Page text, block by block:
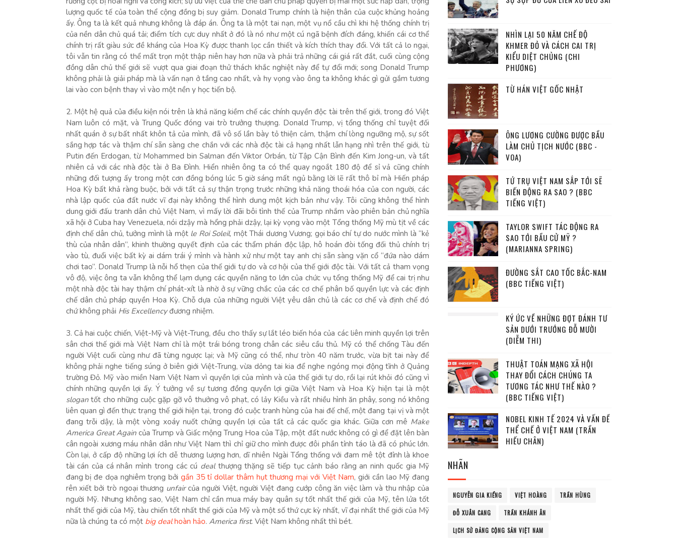
lượng quốc tế của toàn thể cộng đồng bị suy giảm. Donald Trump chính là hiện thân của cuộc khủng hoảng
ấy. Ông ta là kết quả nhưng không là đáp án. Ông ta là một tai nạn, một vụ nổ cầu chì khi hệ thống chính trị
của nền dân chủ quá tải; điểm tích cực duy nhất ở đó là nó như một cú ngã bệnh đích đáng, khiến cái cơ thể
chính trị rất giàu sức đề kháng của Hoa Kỳ được thanh lọc cần thiết và kích thích thay đổi. Với tất cả lo ngại,
tôi vẫn tin rằng có thể mất trọn một thập niên hay hơn nữa và phải trả những cái giá rất đắt, cuối cùng cộng
đồng dân chủ thế giới sẽ vượt qua giai đoạn thử thách khắc nghiệt này để tự đổi mới; song Donald Trump
không phải là giải pháp mà là vấn nạn ở tầng cao nhất, và hy vọng vào ông ta không khác gì gửi gắm tương
lai vào con bệnh thay vì vào một nền y học tiến bộ.
2. Một hệ quả của điều kiện nói trên là khả năng kiềm chế các chính quyền độc tài trên thế giới, trong đó Việt
Nam luôn có mặt, và Trung Quốc đóng vai trò trưởng thượng. Donald Trump, vị tổng thống chỉ tuyệt đối
nhất quán ở sự bất nhất khôn tả của mình, đã vô số lần bày tỏ thiện cảm, thậm chí lòng ngưỡng mộ, sự sốt
sắng hợp tác và thậm chí sẵn sàng che chắn với các nhà độc tài cả hạng nhất lẫn hạng nhì trên thế giới, từ
Putin đến Erdogan, từ Mohammed bin Salman đến Viktor Orbán, từ Tập Cận Bình đến Kim Jong-un, và tất
nhiên cả với các nhà độc tài ở Ba Đình. Hiển nhiên ông ta có thể quay ngoắt 180 độ để sỉ vả cũng chính
những đối tượng ấy trong một cơn đồng bóng lúc 5 giờ sáng mất ngủ bằng lời lẽ rất thô bỉ mà Hiến pháp
Hoa Kỳ bất khả ràng buộc, bởi với tất cả sự thận trọng trước những khả năng thoái hóa của con người, các
nhà lập quốc của đất nước vĩ đại này không thể hình dung một kịch bản như vậy. Tôi cũng không thể hình
dung giới đấu tranh dân chủ Việt Nam, vì mấy lời đãi bôi tình thế của Trump nhắm vào phiên bản chủ nghĩa
xã hội ở Cuba hay Venezuela, nói dzậy mà hổng phải dzậy, lại kỳ vọng vào một Tổng thống Mỹ mù tịt về các
định chế dân chủ, tưởng mình là một le Roi Soleil, một Thái dương Vương; gọi báo chí tự do nước mình là “kẻ
thù của nhân dân”, khinh thường quyết định của các thẩm phán độc lập, hô hoán đòi tống đối thủ chính trị
vào tù, đuổi việc bất kỳ ai dám trái ý mình và hành xử như một tay anh chị sẵn sàng vặn cổ “đứa nào dám
chơi tao”. Donald Trump là nỗi hổ thẹn của thế giới tự do và cơ hội của thế giới độc tài. Với tất cả tham vọng
vô độ, việc ông ta vẫn không thể lạm dụng các quyền năng to lớn của chức vụ tổng thống Mỹ để cai trị như
một nhà độc tài hay thậm chí phát-xít là nhờ ở sự vững chắc của các cơ chế phân bố quyền lực và các định
chế dân chủ pháp quyền Hoa Kỳ. Chỗ dựa của những người Việt yêu dân chủ là các cơ chế và định chế đó
chứ không phải His Excellencyđương nhiệm.
3. Cả hai cuộc chiến, Việt-Mỹ và Việt-Trung, đều cho thấy sự lắt léo biến hóa của các liên minh quyền lợi trên
sân chơi thế giới mà Việt Nam chỉ là một trái bóng trong chân các siêu cầu thủ. Mỹ có thể chống Tàu đến
người Việt cuối cùng như đã từng ngược lại; và Mỹ cũng có thể, như tròn 40 năm trước, vừa bịt tai này để
không phải nghe tiếng súng ở biên giới Việt-Trung, vừa dỏng tai kia để nghe ngóng mọi động tĩnh ở Quảng
trường Đỏ. Mỹ vào miền Nam Việt Nam vì quyền lợi của mình và của thế giới tự do, rồi lại rút khỏi đó cũng vì
chính những quyền lợi ấy. Ý tưởng về sự tương đồng quyền lợi giữa Việt Nam và Hoa Kỳ hiện tại là một
slogantốt cho những cuộc gặp gỡ vô thưởng vô phạt, có lảy Kiều và rất nhiều hình ăn phây, song nó không
liên quan gì đến thực trạng thế giới hiện tại, trong đó cuộc tranh hùng của hai đế chế, một đang tại vị và một
đang trỗi dậy, là một vòng xoáy nuốt chửng quyền lợi của tất cả các quốc gia khác. Giữa cơn mê Make
America Great Againcủa Trump và Giấc mộng Trung Hoa của Tập, một đất nước không có gì để đặt lên bàn
cân ngoài xương máu nhân dân như Việt Nam thì chỉ giữ cho mình được đôi phần tỉnh táo là đã có phúc lớn.
Còn lại, ở cấp độ những lợi ích dễ thương lượng hơn, dĩ nhiên Ngài Tổng thống với đam mê tột đỉnh là khoe
tài cán của cá nhân mình trong các cú dealthượng thặng sẽ tiếp tục cảnh báo rằng an ninh quốc gia Mỹ
đang bị đe dọa nghiêm trọng bởi gần 35 tỉ dollar thâm hụt thương mại với Việt Nam, giới cần lao Mỹ đang
rên xiết bởi trò ngoại thương unfaircủa người Việt, người Việt đang cướp công ăn việc làm và thu nhập của
người Mỹ. Nhưng không sao, Việt Nam chỉ cần mua máy bay quân sự tốt nhất thế giới của Mỹ, tên lửa tốt
nhất thế giới của Mỹ, tàu chiến tốt nhất thế giới của Mỹ và một số thứ cực kỳ nhất, vĩ đại nhất thế giới của Mỹ
nữa là chúng ta có một big dealhoàn hảo. America first. Việt Nam không nhất thì bét.
NHÌN LẠI 50 NĂM CHẾ ĐỘ
KHMER ĐỎ VÀ CÁCH CAI TRỊ
KIỂU DIỆT CHỦNG (CHI
PHƯƠNG)
TỪ HÁN VIỆT GỐC NHẬT
ÔNG LƯƠNG CƯỜNG ĐƯỢC BẦU
LÀM CHỦ TỊCH NƯỚC (BBC -
VOA)
TỨ TRỤ VIỆT NAM SẮP TỚI SẼ
BIẾN ĐỘNG RA SAO ? (BBC
TIẾNG VIỆT)
TAYLOR SWIFT TÁC ĐỘNG RA
SAO TỚI BẦU CỬ MỸ ?
(MARIANNA SPRING)
ĐƯỜNG SẮT CAO TỐC BẮC-NAM
(BBC TIẾNG VIỆT)
KÝ ỨC VỀ NHỮNG ĐỢT ĐÁNH TƯ
SẢN DƯỚI TRƯỚNG ĐỖ MƯỜI
(DIỄM THI)
THUẬT TOÁN MẠNG XÃ HỘI
THAY ĐỔI CÁCH CHÚNG TA
TƯƠNG TÁC NHƯ THẾ NÀO ?
(BBC TIẾNG VIỆT)
NOBEL KINH TẾ 2024 VÀ VẤN ĐỀ
THỂ CHẾ Ở VIỆT NAM (TRẦN
HIẾU CHÂN)
NHÃN
NGUYỄN GIA KIỂNG VIỆT HOÀNG TRẦN HÙNG
ĐỖ XUÂN CANG TRẦN KHÁNH ÂN
LỊCH SỬ ĐẢNG CỘNG SẢN VIỆT NAM